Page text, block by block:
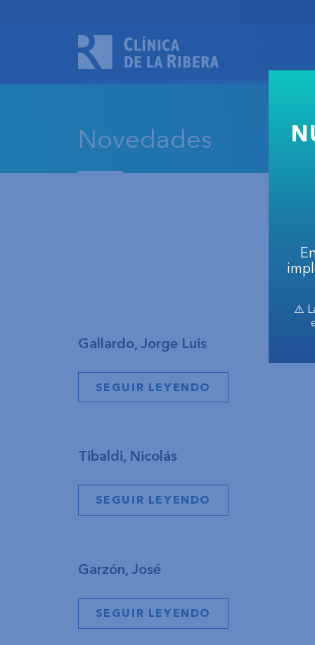
Novedades
Gallardo, Jorge Luis
SEGUIR LEYENDO
Tibaldi, Nicolás
SEGUIR LEYENDO
Garzón, José
SEGUIR LEYENDO
⚠️